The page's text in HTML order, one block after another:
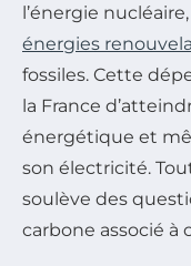
l’énergie
énergies
fossiles. Cette
la France
énergétique et
son électricité.
soulève des
carbone associé à